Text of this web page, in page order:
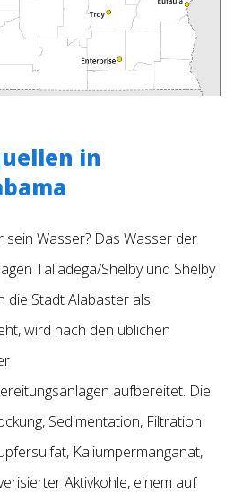
in
Wasser? Das Wasser der
Talladega/Shelby und Shelby
die Stadt Alabaster als
wird nach den üblichen
aufbereitet. Die
Sedimentation, Filtration
Kaliumpermanganat,
Aktivkohle, einem auf